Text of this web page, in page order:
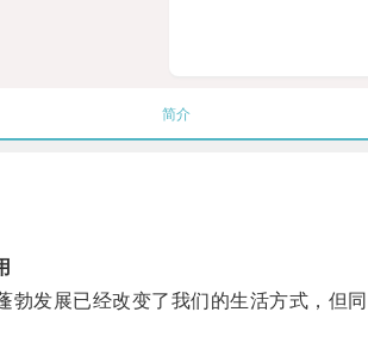
简介
发展已经改变了我们的生活方式，但同